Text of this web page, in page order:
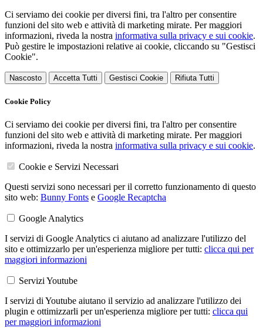
Ci serviamo dei cookie per diversi fini, tra l'altro per consentire
funzioni del sito web e attività di marketing mirate. Per maggiori
informazioni, riveda la nostra informativa sulla privacy e sui cookie.
Può gestire le impostazioni relative ai cookie, cliccando su "Gestisci
Cookie".
Nascosto Accetta Tutti Gestisci Cookie Rifiuta Tutti
Cookie Policy
Ci serviamo dei cookie per diversi fini, tra l'altro per consentire
funzioni del sito web e attività di marketing mirate. Per maggiori
informazioni, riveda la nostra informativa sulla privacy e sui cookie.
Cookie e Servizi Necessari
Questi servizi sono necessari per il corretto funzionamento di questo
sito web: Bunny Fonts e Google Recaptcha
Google Analytics
I servizi di Google Analytics ci aiutano ad analizzare l'utilizzo del
sito e ottimizzarlo per un'esperienza migliore per tutti: clicca qui per
maggiori informazioni
Servizi Youtube
I servizi di Youtube aiutano il servizio ad analizzare l'utilizzo dei
plugin e ottimizzarli per un'esperienza migliore per tutti: clicca qui
per maggiori informazioni